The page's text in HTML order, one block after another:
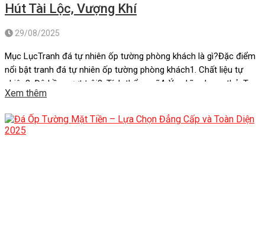
Hút Tài Lộc, Vượng Khí
29/08/2025
Mục LụcTranh đá tự nhiên ốp tường phòng khách là gì?Đặc điểm
nổi bật tranh đá tự nhiên ốp tường phòng khách1. Chất liệu tự
nhiên2. Độ bền vượt trội3. Tính thẩm mỹ4. Ý nghĩa phong thủyTop
7 tranh đá tự nhiên ốp tường phòng khách “hot” nhất hiện nay.1.
Xem thêm